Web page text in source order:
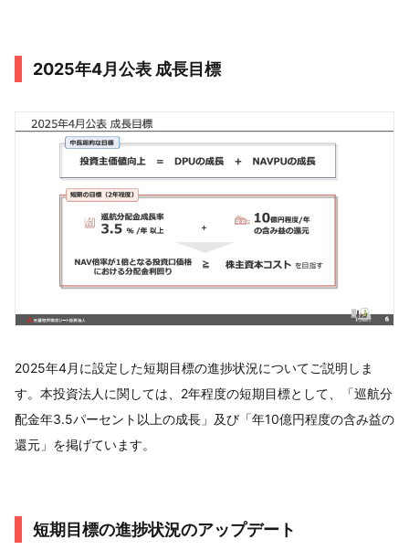
2025年4月公表 成長目標
2025年4月に設定した短期目標の進捗状況についてご説明しま
す。本投資法人に関しては、2年程度の短期目標として、「巡航分
配金年3.5パーセント以上の成長」及び「年10億円程度の含み益の
還元」を掲げています。
短期目標の進捗状況のアップデート